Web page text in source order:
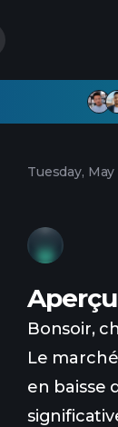
Tuesday, May
Bonsoir,
Le
en baisse